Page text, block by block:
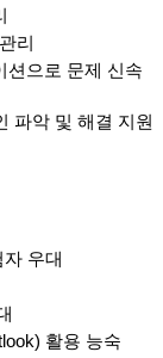
리
션으로 문제 신속
파악 및 해결 지원
우대
활용 능숙